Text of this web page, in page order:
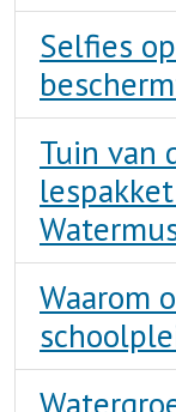
Selfies
Tuin van
Waarom